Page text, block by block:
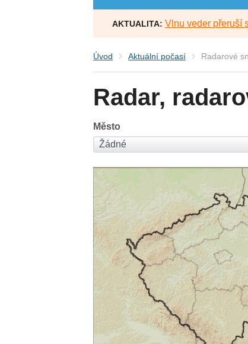
AKTUALITA: Vlnu veder přeruší
Úvod Aktuální počasí Radarové
Radar,
Město